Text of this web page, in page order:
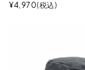
¥4,970 税込